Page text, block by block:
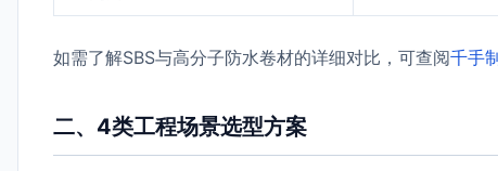
如需了解SBS与高分子防水卷材的详细对比，可查阅千手
二、4类工程场景选型方案